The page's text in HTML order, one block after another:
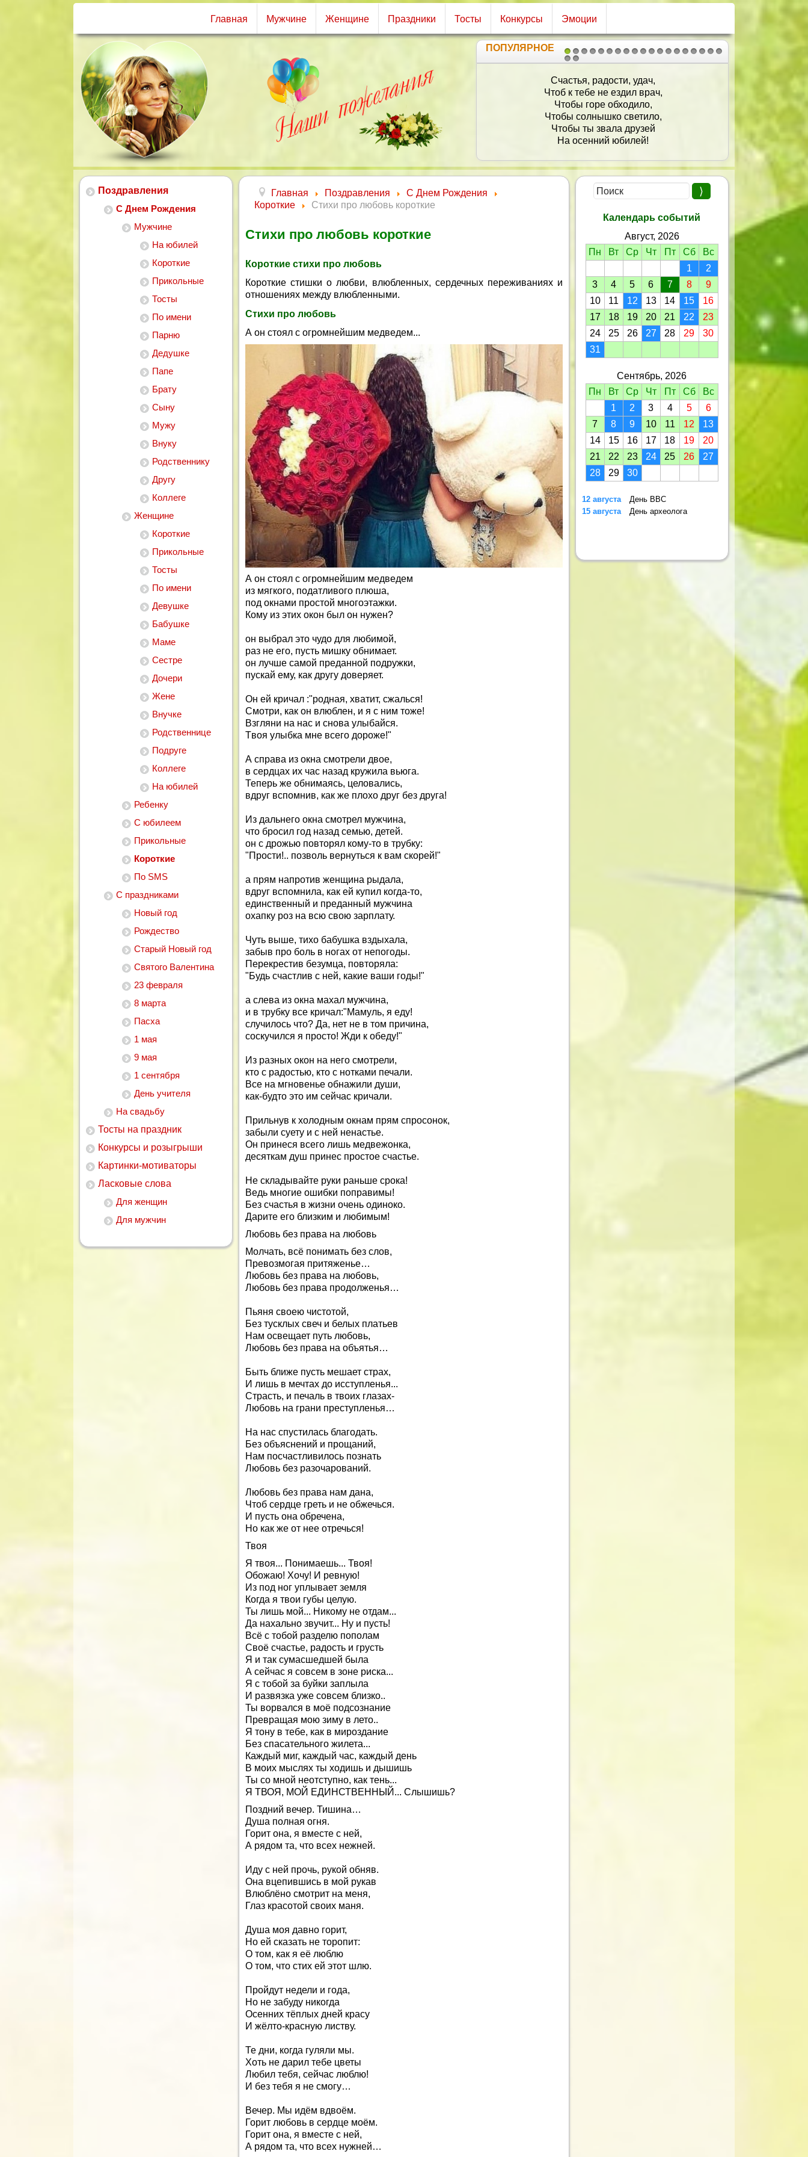
Главная Мужчине Женщине Праздники Тосты Конкурсы Эмоции
1 2
2021
ПОПУЛЯРНОЕ
Счастья, радости, удач,
Чтоб к тебе не ездил врач,
Чтобы горе обходило,
Чтобы солнышко светило,
Чтобы ты звала друзей
На осенний юбилей!
В
Он
И
Бодро
Выпьем
Поздравления
С Днем Рождения
Мужчине
На юбилей
Короткие
Прикольные
Тосты
По имени
Парню
Дедушке
Папе
Брату
Сыну
Мужу
Внуку
Родственнику
Другу
Коллеге
Женщине
Короткие
Прикольные
Тосты
По имени
Девушке
Бабушке
Маме
Сестре
Дочери
Жене
Внучке
Родственнице
Подруге
Коллеге
На юбилей
Ребенку
С юбилеем
Прикольные
Короткие
По SMS
С праздниками
Новый год
Рождество
Старый Новый год
Святого Валентина
23 февраля
8 марта
Пасха
1 мая
9 мая
1 сентября
День учителя
На свадьбу
Тосты на праздник
Конкурсы и розыгрыши
Картинки-мотиваторы
Ласковые слова
Для женщин
Для мужчин
Главная Поздравления
С Днем Рождения
Короткие
Стихи про любовь короткие
Стихи про любовь короткие
Короткие стихи про любовь
Короткие стишки о любви, влюбленных, сердечных переживаниях и
отношениях между влюбленными.
Стихи про любовь
А он стоял с огромнейшим медведем...
А он стоял с огромнейшим медведем
из мягкого, податливого плюша,
под окнами простой многоэтажки.
Кому из этих окон был он нужен?
он выбрал это чудо для любимой,
раз не его, пусть мишку обнимает.
он лучше самой преданной подружки,
пускай ему, как другу доверяет.
Он ей кричал :"родная, хватит, сжалься!
Смотри, как он влюблен, и я с ним тоже!
Взгляни на нас и снова улыбайся.
Tвоя улыбка мне всего дороже!"
А справа из окна смотрели двое,
в сердцах их час назад кружила вьюга.
Теперь же обнимаясь, целовались,
вдруг вспомнив, как же плохо друг без друга!
Из дальнего окна смотрел мужчина,
что бросил год назад семью, детей.
он с дрожью повторял кому-то в трубку:
"Прости!.. позволь вернуться к вам скорей!"
а прям напротив женщина рыдала,
вдруг вспомнила, как ей купил когда-то,
единственный и преданный мужчина
охапку роз на всю свою зарплату.
Чуть выше, тихо бабушка вздыхала,
забыв про боль в ногах от непогоды.
Перекрестив безумца, повторяла:
"Будь счастлив с ней, какие ваши годы!"
а слева из окна махал мужчина,
и в трубку все кричал:"Мамуль, я еду!
случилось что? Да, нет не в том причина,
соскучился я просто! Жди к обеду!"
Из разных окон на него смотрели,
кто с радостью, кто с нотками печали.
Все на мгновенье обнажили души,
как-будто это им сейчас кричали.
Прильнув к холодным окнам прям спросонок,
забыли суету и с ней ненастье.
Он принеся всего лишь медвежонка,
десяткам душ принес простое счастье.
Не складывайте руки раньше срока!
Ведь многие ошибки поправимы!
Без счастья в жизни очень одиноко.
Дарите его близким и любимым!
Любовь без права на любовь
Молчать, всё понимать без слов,
Превозмогая притяженье…
Любовь без права на любовь,
Любовь без права продолженья…
Пьяня своею чистотой,
Без тусклых свеч и белых платьев
Нам освещает путь любовь,
Любовь без права на объятья…
Быть ближе пусть мешает страх,
И лишь в мечтах до исступленья...
Страсть, и печаль в твоих глазах-
Любовь на грани преступленья…
На нас спустилась благодать.
Без объяснений и прощаний,
Нам посчастливилось познать
Любовь без разочарований.
Любовь без права нам дана,
Чтоб сердце греть и не обжечься.
И пусть она обречена,
Но как же от нее отречься!
Твоя
Я твоя... Понимаешь... Твоя!
Обожаю! Хочу! И ревную!
Из под ног уплывает земля
Когда я твои губы целую.
Ты лишь мой... Никому не отдам...
Да нахально звучит... Ну и пусть!
Всё с тобой разделю пополам
Своё счастье, радость и грусть
Я и так сумасшедшей была
А сейчас я совсем в зоне риска...
Я с тобой за буйки заплыла
И развязка уже совсем близко..
Ты ворвался в моё подсознание
Превращая мою зиму в лето..
Я тону в тебе, как в мироздание
Без спасательного жилета...
Каждый миг, каждый час, каждый день
В моих мыслях ты ходишь и дышишь
Ты со мной неотступно, как тень...
Я ТВОЯ, МОЙ ЕДИНСТВЕННЫЙ... Слышишь?
Поздний вечер. Тишина…
Душа полная огня.
Горит она, я вместе с ней,
А рядом та, что всех нежней.
Иду с ней прочь, рукой обняв.
Она вцепившись в мой рукав
Влюблёно смотрит на меня,
Глаз красотой своих маня.
Душа моя давно горит,
Но ей сказать не торопит:
О том, как я её люблю
О том, что стих ей этот шлю.
Пройдут недели и года,
Но не забуду никогда
Осенних тёплых дней красу
И жёлто-красную листву.
Те дни, когда гуляли мы.
Хоть не дарил тебе цветы
Любил тебя, сейчас люблю!
И без тебя я не смогу…
Вечер. Мы идём вдвоём.
Горит любовь в сердце моём.
Горит она, я вместе с ней,
А рядом та, что всех нужней…
Календарь событий
Август, 2026
Пн
Вт Ср Чт Пт Сб
Вс
1
2
3
4 5 6 7 8
9
10
11 12 13 14 15
16
17
18 19 20 21 22
23
24
25 26 27 28 29
30
31
Сентябрь, 2026
Пн
Вт Ср Чт Пт Сб
Вс
1
2 3 4 5
6
7
8 9 10 11 12
13
14
15 16 17 18 19
20
21
22 23 24 25 26
27
28
29 30
12 августа
День ВВС
15 августа
День археолога